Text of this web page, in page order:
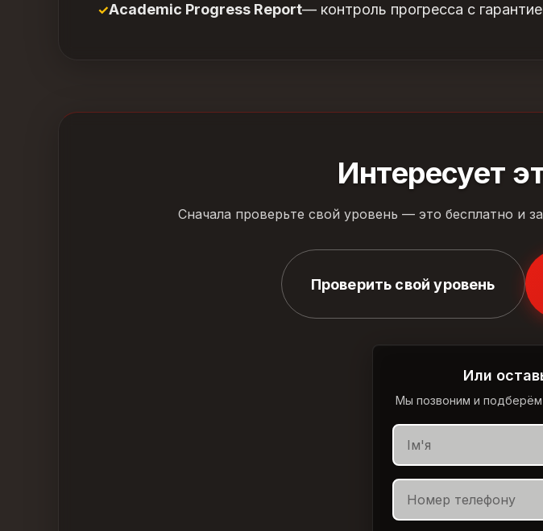
Academic Progress Report— контроль прогресса с
Интересует
Сначала проверьте свой уровень — это бесплатно и
Проверить свой уровень
Или
Мы позвоним и